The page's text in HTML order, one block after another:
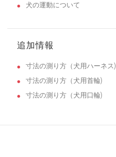
犬の運動について
追加情報
寸法の測り方（犬用ハーネス)
寸法の測り方（犬用首輪)
寸法の測り方（犬用口輪)